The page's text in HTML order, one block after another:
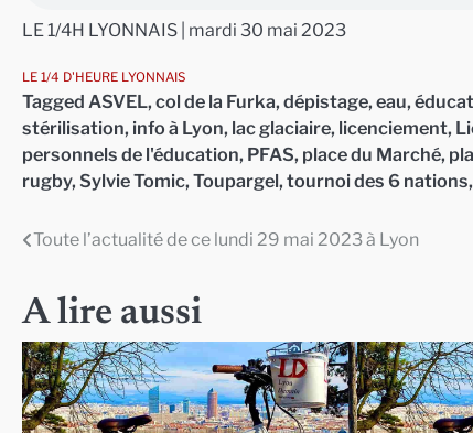
LE 1/4H LYONNAIS | mardi 30 mai 2023
LE 1/4 D'HEURE LYONNAIS
Tagged ASVEL, col de la Furka, dépistage, eau,
stérilisation, info à Lyon, lac glaciaire, licenciement,
personnels de l'éducation, PFAS, place du Marché,
rugby, Sylvie Tomic, Toupargel, tournoi des 6 nations,
Navigation
l’article
Toute l’actualité de ce lundi 29 mai 2023 à Lyon
A lire aussi